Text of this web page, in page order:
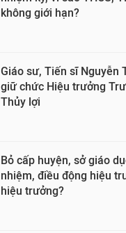
không giới hạn?
Giáo sư, Tiến sĩ Nguyễn
giữ chức Hiệu trưởng
Thủy lợi
Bỏ cấp huyện, sở giáo
nhiệm, điều động hiệu
hiệu trưởng?